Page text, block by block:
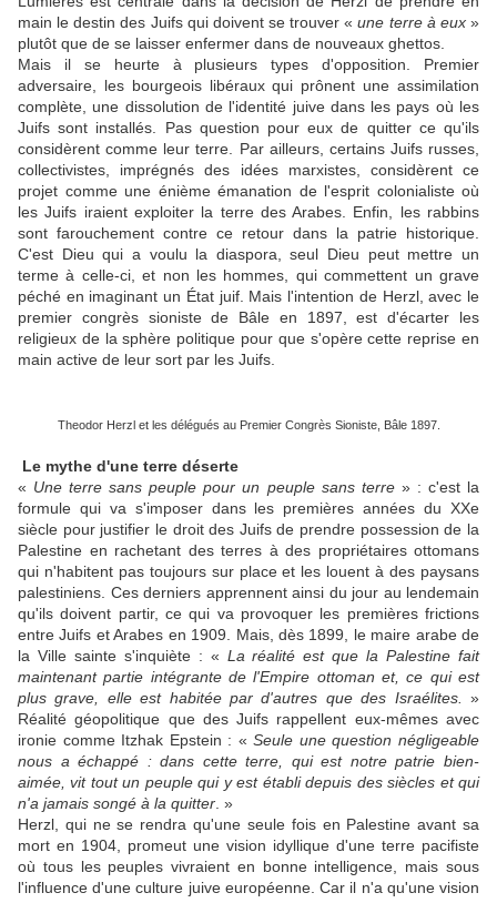
main le destin des Juifs qui doivent se trouver «une terre à eux»
plutôt que de se laisser enfermer dans de nouveaux ghettos.
Mais il se heurte à plusieurs types d'opposition. Premier
adversaire, les bourgeois libéraux qui prônent une assimilation
complète, une dissolution de l'identité juive dans les pays où les
Juifs sont installés. Pas question pour eux de quitter ce qu'ils
considèrent comme leur terre. Par ailleurs, certains Juifs russes,
collectivistes, imprégnés des idées marxistes, considèrent ce
projet comme une énième émanation de l'esprit colonialiste où
les Juifs iraient exploiter la terre des Arabes. Enfin, les rabbins
sont farouchement contre ce retour dans la patrie historique.
C'est Dieu qui a voulu la diaspora, seul Dieu peut mettre un
terme à celle-ci, et non les hommes, qui commettent un grave
péché en imaginant un État juif. Mais l'intention de Herzl, avec le
premier congrès sioniste de Bâle en 1897, est d'écarter les
religieux de la sphère politique pour que s'opère cette reprise en
main active de leur sort par les Juifs.
Theodor Herzl et les délégués au Premier Congrès Sioniste, Bâle 1897.
Le mythe d'une terre déserte
« Une terre sans peuple pour un peuple sans terre» : c'est la
formule qui va s'imposer dans les premières années du XXe
siècle pour justifier le droit des Juifs de prendre possession de la
Palestine en rachetant des terres à des propriétaires ottomans
qui n'habitent pas toujours sur place et les louent à des paysans
palestiniens. Ces derniers apprennent ainsi du jour au lendemain
qu'ils doivent partir, ce qui va provoquer les premières frictions
entre Juifs et Arabes en 1909. Mais, dès 1899, le maire arabe de
la Ville sainte s'inquiète : « La réalité est que la Palestine fait
maintenant partie intégrante de l'Empire ottoman et, ce qui est
plus grave, elle est habitée par d'autres que des Israélites.
»
Réalité géopolitique que des Juifs rappellent eux-mêmes avec
ironie comme Itzhak Epstein : «Seule une question négligeable
nous a échappé : dans cette terre, qui est notre patrie bien-
aimée, vit tout un peuple qui y est établi depuis des siècles et qui
n'a jamais songé à la quitter . »
Herzl, qui ne se rendra qu'une seule fois en Palestine avant sa
mort en 1904, promeut une vision idyllique d'une terre pacifiste
où tous les peuples vivraient en bonne intelligence, mais sous
l'influence d'une culture juive européenne. Car il n'a qu'une vision